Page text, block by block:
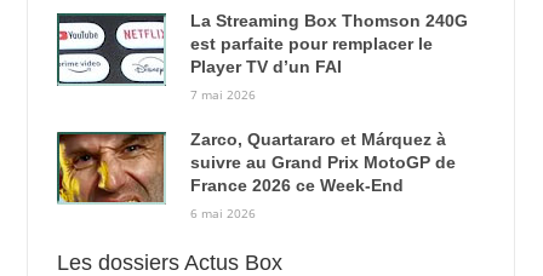
La Streaming Box Thomson 240G
est parfaite pour remplacer le
Player TV d’un FAI
7 mai 2026
Zarco, Quartararo et Márquez à
suivre au Grand Prix MotoGP de
France 2026 ce Week-End
6 mai 2026
Les dossiers Actus Box